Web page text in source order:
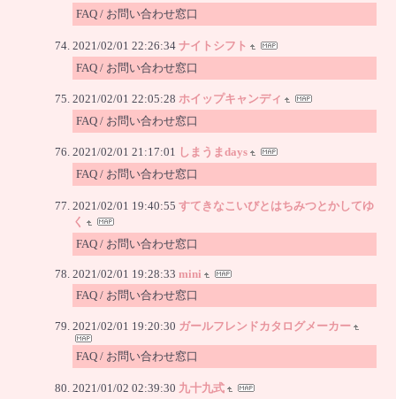
FAQ / お問い合わせ窓口
2021/02/01 22:26:34 ナイトシフト
FAQ / お問い合わせ窓口
2021/02/01 22:05:28 ホイップキャンディ
FAQ / お問い合わせ窓口
2021/02/01 21:17:01 しまうまdays
FAQ / お問い合わせ窓口
2021/02/01 19:40:55 すてきなこいびとはちみつとかしてゆ
く
FAQ / お問い合わせ窓口
2021/02/01 19:28:33 mini
FAQ / お問い合わせ窓口
2021/02/01 19:20:30 ガールフレンドカタログメーカー
FAQ / お問い合わせ窓口
2021/01/02 02:39:30 九十九式